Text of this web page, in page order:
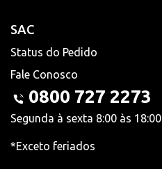
SAC
Status do Pedido
Fale Conosco
0800 727 2273
Segunda à sexta 8:00 às 18:00
*Exceto feriados